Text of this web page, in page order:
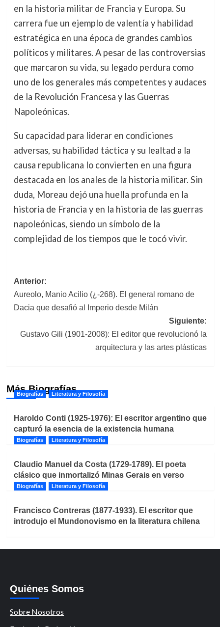
en la historia militar de Francia y Europa. Su
carrera fue un ejemplo de valentía y habilidad
estratégica en una época de grandes cambios
políticos y militares. A pesar de las controversias
que marcaron su vida, su legado perdura como
uno de los generales más competentes y audaces
de la Revolución Francesa y las Guerras
Napoleónicas.
Su capacidad para liderar en condiciones
adversas, su habilidad táctica y su lealtad a la
causa republicana lo convierten en una figura
destacada en los anales de la historia militar. Sin
duda, Moreau dejó una huella profunda en la
historia de Francia y en la historia de las guerras
napoleónicas, siendo un símbolo de la
complejidad de los tiempos que le tocó vivir.
Navegación
de
entradas
Anterior:
Aureolo, Manio Acilio (¿-268). El general romano de
Dacia que desafió al Imperio desde Milán
Siguiente:
Gustavo Gili (1901-2008): El editor que revolucionó la
arquitectura y las artes plásticas
Más Biografías
Biografías Literatura y Filosofía
Haroldo Conti (1925-1976): El escritor argentino que
capturó la esencia de la existencia humana
Biografías Literatura y Filosofía
Claudio Manuel da Costa (1729-1789). El poeta
clásico que inmortalizó Minas Gerais en verso
Biografías Literatura y Filosofía
Francisco Contreras (1877-1933). El escritor que
introdujo el Mundonovismo en la literatura chilena
Quiénes Somos
Sobre Nosotros